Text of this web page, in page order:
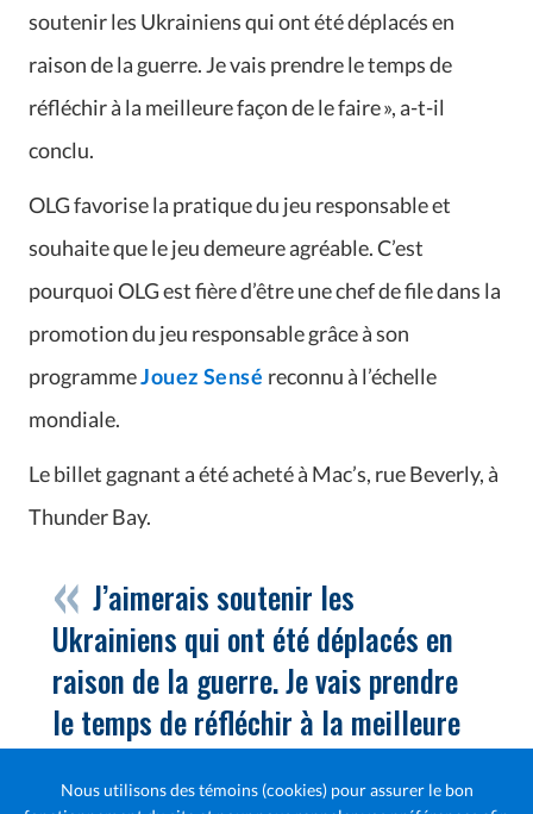
Nous utilisons des témoins (cookies) pour assurer le bon
soutenir les Ukrainiens qui ont été déplacés en
raison de la guerre. Je vais prendre le temps de
réfléchir à la meilleure façon de le faire », a-t-il
conclu.
OLG favorise la pratique du jeu responsable et
souhaite que le jeu demeure agréable. C’est
pourquoi OLG est fière d’être une chef de file dans la
promotion du jeu responsable grâce à son
programmeJouez Sensé reconnu à l’échelle
mondiale.
Le billet gagnant a été acheté à Mac’s, rue Beverly, à
Thunder Bay.
J’aimerais soutenir les
Ukrainiens qui ont été déplacés en
raison de la guerre. Je vais prendre
le temps de réfléchir à la meilleure
façon de le faire